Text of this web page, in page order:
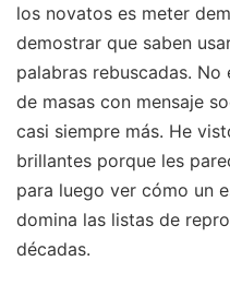
los novatos es meter
demostrar que saben
palabras rebuscadas. No
de masas con mensaje
casi siempre más. He
brillantes porque les
para luego ver cómo un
domina las listas de
décadas.